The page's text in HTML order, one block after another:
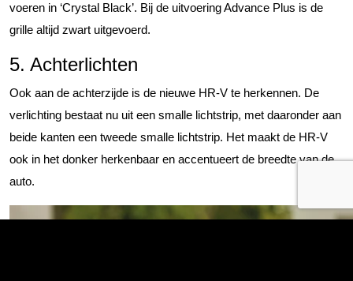
voeren in ‘Crystal Black’. Bij de uitvoering Advance Plus is de
grille altijd zwart uitgevoerd.
5. Achterlichten
Ook aan de achterzijde is de nieuwe HR-V te herkennen. De
verlichting bestaat nu uit een smalle lichtstrip, met daaronder aan
beide kanten een tweede smalle lichtstrip. Het maakt de HR-V
ook in het donker herkenbaar en accentueert de breedte van de
auto.